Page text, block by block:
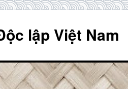
lập Việt Nam